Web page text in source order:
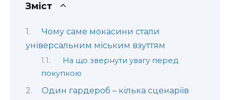
Зміст
Чому саме мокасини стали
універсальним міським взуттям
На що звернути увагу перед
покупкою
Один гардероб – кілька сценаріїв